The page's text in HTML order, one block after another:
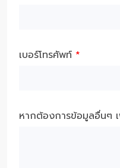
เบอร์โทรศัพท์ *
หากต้องการข้อมูลอื่นๆ